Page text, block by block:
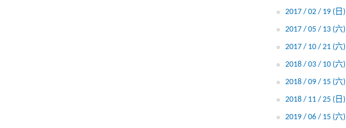
2017 / 02 / 19 (日)
2017 / 05 / 13 (六)
2017 / 10 / 21 (六)
2018 / 03 / 10 (六)
2018 / 09 / 15 (六)
2018 / 11 / 25 (日)
2019 / 06 / 15 (六)